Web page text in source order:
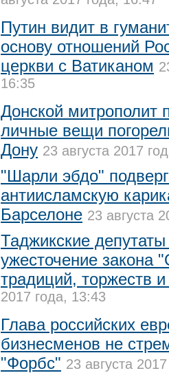
Путин видит в
основу отношений
церкви с Ватиканом
16:35
Донской митрополит
личные вещи
Дону 23 августа 2017
"Шарли эбдо"
антиисламскую
Барселоне 23 августа
Таджикские
ужесточение закона
традиций, торжеств
2017 года, 13:43
Глава российских
бизнесменов не
"Форбс" 23 августа